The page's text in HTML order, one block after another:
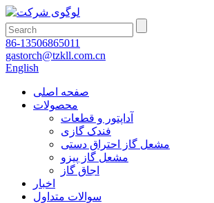
86-13506865011
gastorch@tzkll.com.cn
English
صفحه اصلی
محصولات
آداپتور و قطعات
فندک گازی
مشعل گاز احتراق دستی
مشعل گاز پیزو
اجاق گاز
اخبار
سوالات متداول